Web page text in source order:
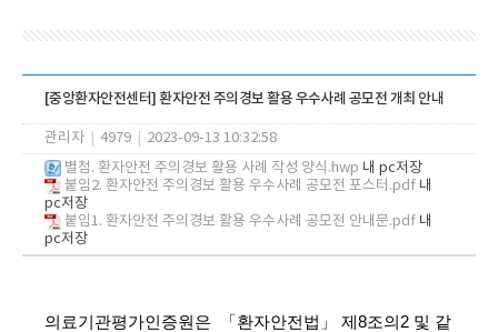
[중앙환자안전센터] 환자안전 주의경보 활용 우수사례 공모전 개최 안내
관리자 4979
2023-09-13 10:32:58
별첨. 환자안전 주의경보 활용 사례 작성 양식.hwp 내 pc저장
붙임2. 환자안전 주의경보 활용 우수사례 공모전 포스터.pdf 내
pc저장
붙임1. 환자안전 주의경보 활용 우수사례 공모전 안내문.pdf 내
pc저장
의료기관평가인증원은 「환자안전법」 제8조의2 및 같